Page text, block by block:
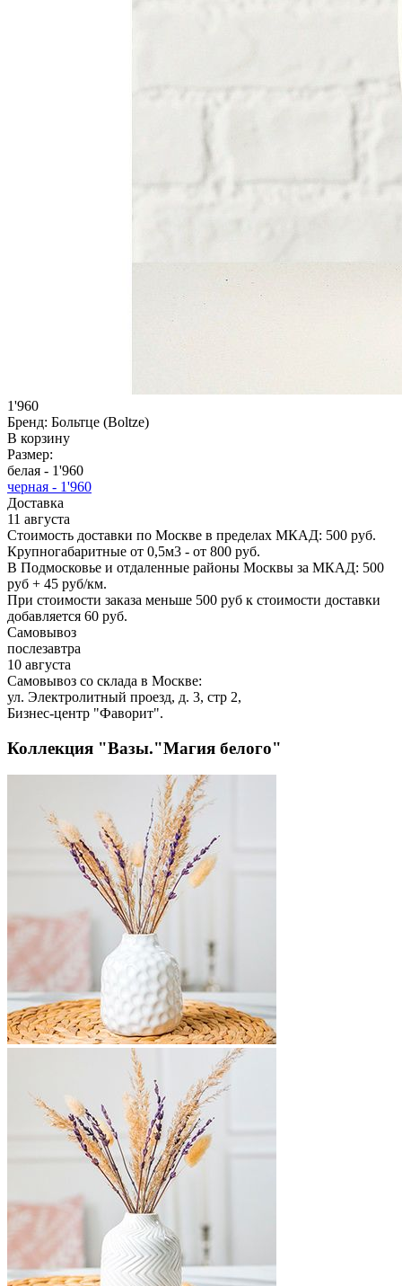
1'960
Бренд: Больтце (Boltze)
В корзину
Размер:
белая - 1'960
черная - 1'960
Доставка
11 августа
Стоимость доставки по Москве в пределах МКАД: 500 руб.
Крупногабаритные от 0,5м3 - от 800 руб.
В Подмосковье и отдаленные районы Москвы за МКАД: 500
руб + 45 руб/км.
При стоимости заказа меньше 500 руб к стоимости доставки
добавляется 60 руб.
Самовывоз
послезавтра
10 августа
Самовывоз со склада в Москве:
ул. Электролитный проезд, д. 3, стр 2,
Бизнес-центр "Фаворит".
Коллекция "Вазы."Магия белого"